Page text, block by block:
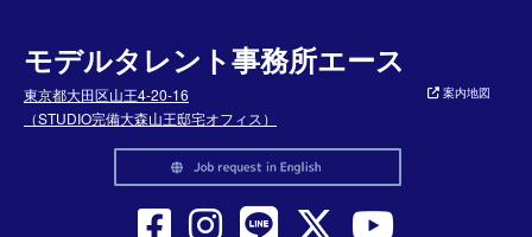
モデルタレント事務所エース
東京都大田区山王4-20-16
（STUDIO完備大森山王邸宅オフィス）
案内地図